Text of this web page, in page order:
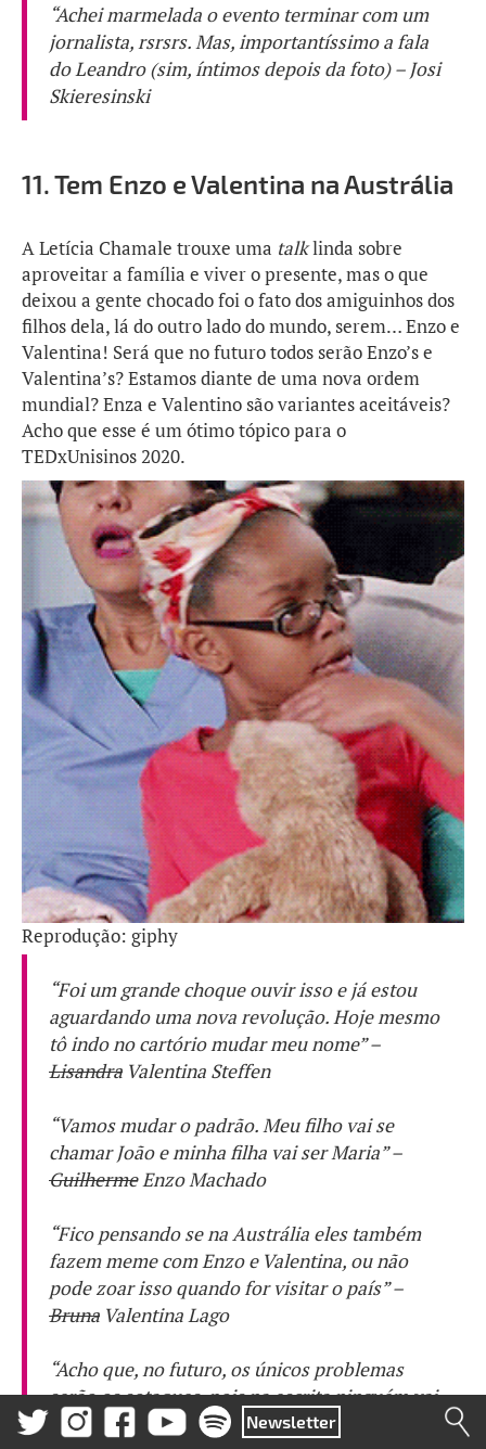
“Achei marmelada o evento terminar com um
jornalista, rsrsrs. Mas, importantíssimo a fala
do Leandro (sim, íntimos depois da foto) – Josi
Skieresinski
11. Tem Enzo e Valentina na Austrália
A Letícia Chamale trouxe uma talklinda sobre
aproveitar a família e viver o presente, mas o que
deixou a gente chocado foi o fato dos amiguinhos dos
filhos dela, lá do outro lado do mundo, serem… Enzo e
Valentina! Será que no futuro todos serão Enzo’s e
Valentina’s? Estamos diante de uma nova ordem
mundial? Enza e Valentino são variantes aceitáveis?
Acho que esse é um ótimo tópico para o
TEDxUnisinos 2020.
Reprodução: giphy
“Foi um grande choque ouvir isso e já estou
aguardando uma nova revolução. Hoje mesmo
tô indo no cartório mudar meu nome” –
Lisandra Valentina Steffen
“Vamos mudar o padrão. Meu filho vai se
chamar João e minha filha vai ser Maria” –
GuilhermeEnzo Machado
“Fico pensando se na Austrália eles também
fazem meme com Enzo e Valentina, ou não
pode zoar isso quando for visitar o país” –
Bruna Valentina Lago
“Acho que, no futuro, os únicos problemas
serão os sotaques, pois na escrita ninguém vai
errar” –JosiValenzo Skieresinski
Newsletter